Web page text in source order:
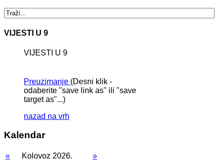
VIJESTI U 9
VIJESTI U 9
Preuzimanje (Desni klik -
odaberite "save link as" ili "save
target as"...)
nazad na vrh
Kalendar
« Kolovoz 2026.
»